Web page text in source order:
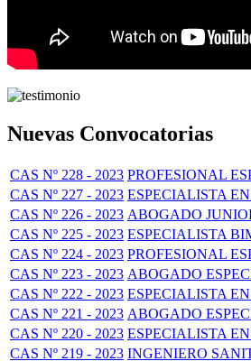
Nuevas Convocatorias
CAS Nº 228 - 2023 PROFESIONAL
CAS Nº 227 - 2023 ESPECIALISTA
CAS Nº 226 - 2023 ABOGADO
CAS Nº 225 - 2023 ESPECIALISTA
CAS Nº 224 - 2023 PROFESIONAL
CAS Nº 223 - 2023 ABOGADO
CAS Nº 222 - 2023 ESPECIALISTA
CAS Nº 221 - 2023 ABOGADO
CAS Nº 220 - 2023 ESPECIALISTA
CAS Nº 219 - 2023 INGENIERO